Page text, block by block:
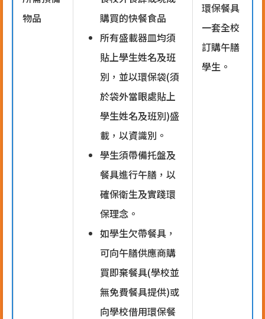
物品
購買的快餐食品
所有盛載器皿均須
貼上學生姓名及班
別，並以環保袋(須
於袋外當眼處貼上
學生姓名及班別)盛
載，以資識別。
學生須帶備托盤及
餐具進行午膳，以
確保衛生及實踐環
保理念。
如學生欠帶餐具，
可向午膳供應商購
買即棄餐具(學校並
無免費餐具提供)或
向學校借用環保餐
環保餐具
一套全校
訂購午膳
學生。